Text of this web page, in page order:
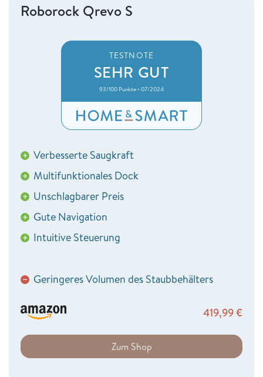
Roborock Qrevo S
TESTNOTE
SEHR GUT
93/100 Punkte • 07/2024
+ Verbesserte Saugkraft
+ Multifunktionales Dock
+ Unschlagbarer Preis
+ Gute Navigation
+ Intuitive Steuerung
− Geringeres Volumen des Staubbehälters
419,99€
Zum Shop